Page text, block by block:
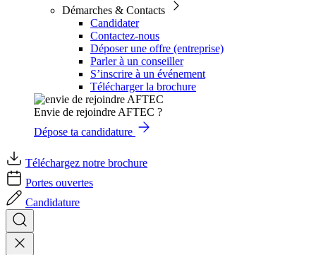
Démarches & Contacts
Candidater
Contactez-nous
Déposer une offre (entreprise)
Parler à un conseiller
S’inscrire à un événement
Télécharger la brochure
Envie de rejoindre AFTEC ?
Dépose ta candidature
Téléchargez notre brochure
Portes ouvertes
Candidature